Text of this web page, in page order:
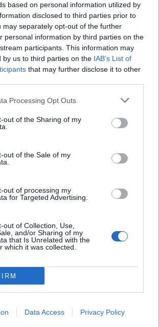
based on personal information utilized by
disclosed to third parties prior to
may separately opt-out of the further
personal information by third parties on the
participants. This information may
by us to third parties on the IAB’s List of
that may further disclose it to other
Processing Opt Outs
out of the Sharing of my
out of the Sale of my
out of processing my
for Targeted Advertising.
out of Collection, Use,
and/or Sharing of my
that Is Unrelated with the
which it was collected.
Data Access Privacy Policy